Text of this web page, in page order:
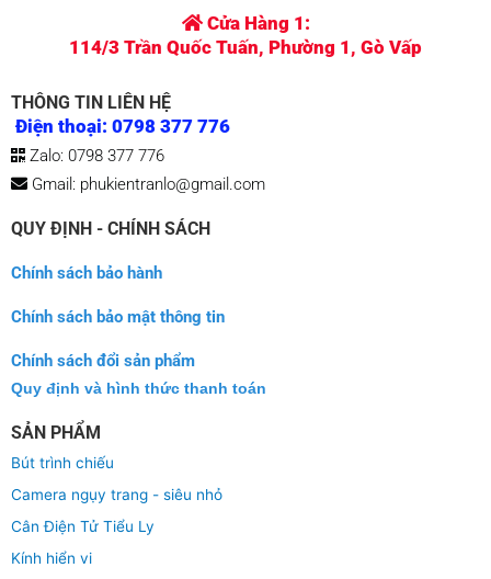
Cửa Hàng 1:
114/3 Trần Quốc Tuấn, Phường 1, Gò Vấp
THÔNG TIN LIÊN HỆ
Điện thoại: 0798 377 776
Zalo: 0798 377 776
Gmail: phukientranlo@gmail.com
QUY ĐỊNH - CHÍNH SÁCH
Chính sách bảo hành
Chính sách bảo mật thông tin
Chính sách đổi sản phẩm
Quy định và hình thức thanh toán
SẢN PHẨM
Bút trình chiếu
Camera ngụy trang - siêu nhỏ
Cân Điện Tử Tiểu Ly
Kính hiển vi